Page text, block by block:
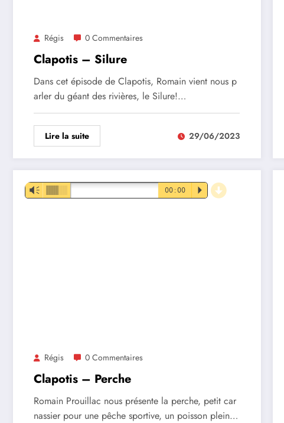
Régis 0 Commentaires
Clapotis – Silure
Dans cet épisode de Clapotis, Romain vient nous p
arler du géant des rivières, le Silure!…
Lire la suite 29/06/2023
Lecteur
audio
Vm 00:00 P d
Régis 0 Commentaires
Clapotis – Perche
Romain Prouillac nous présente la perche, petit car
nassier pour une pêche sportive, un poisson plein…